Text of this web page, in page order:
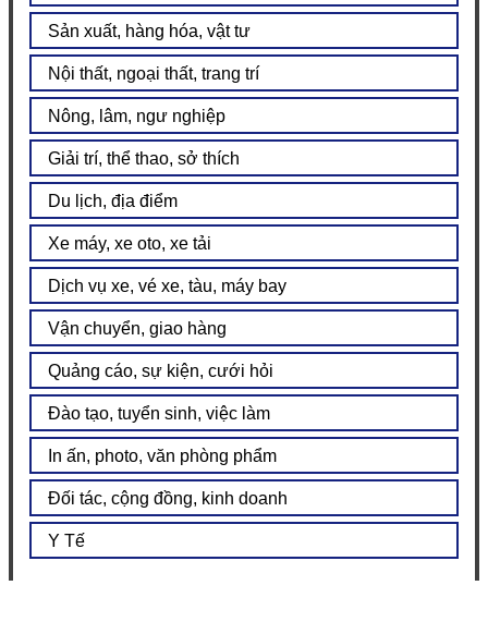
Sản xuất, hàng hóa, vật tư
Nội thất, ngoại thất, trang trí
Nông, lâm, ngư nghiệp
Giải trí, thể thao, sở thích
Du lịch, địa điểm
Xe máy, xe oto, xe tải
Dịch vụ xe, vé xe, tàu, máy bay
Vận chuyển, giao hàng
Quảng cáo, sự kiện, cưới hỏi
Đào tạo, tuyển sinh, việc làm
In ấn, photo, văn phòng phẩm
Đối tác, cộng đồng, kinh doanh
Y Tế